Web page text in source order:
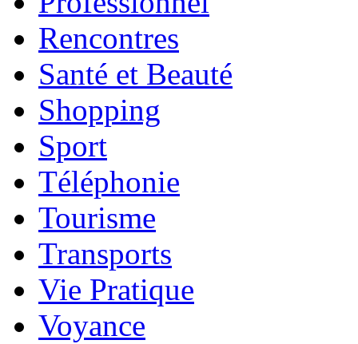
Rencontres
Santé et Beauté
Shopping
Sport
Téléphonie
Tourisme
Transports
Vie Pratique
Voyance